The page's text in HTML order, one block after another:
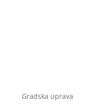
Gradska uprava